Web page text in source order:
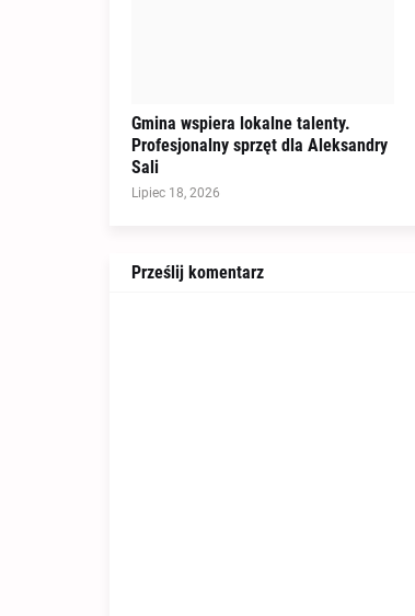
Gmina wspiera lokalne talenty.
Profesjonalny sprzęt dla Aleksandry
Sali
Lipiec 18, 2026
Prześlij komentarz